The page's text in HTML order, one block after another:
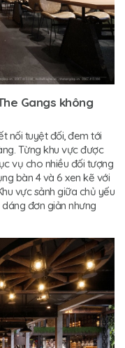
Gangs không
nối tuyệt đối, đem tới
Từng khu vực được
vụ cho nhiều đối tượng
bàn 4 và 6 xen kẽ với
vực sảnh giữa chủ yếu
đơn giản nhưng